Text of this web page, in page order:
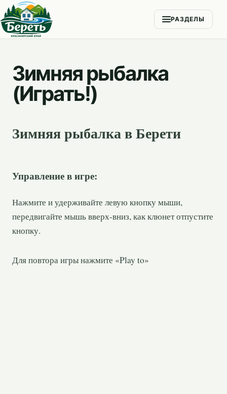
РАЗДЕЛЫ
Зимняя рыбалка
(Играть!)
Зимняя рыбалка в Берети
Управление в игре:
Нажмите и удерживайте левую кнопку мыши,
передвигайте мышь вверх-вниз, как клюнет отпустите
кнопку.
Для повтора игры нажмите «Play to»